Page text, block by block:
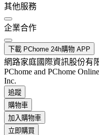
其他服務
企業合作
下載 PChome 24h購物 APP
網路家庭國際資訊股份有
PChome and PChome
Inc.
追蹤
購物車
加入購物車
立即購買